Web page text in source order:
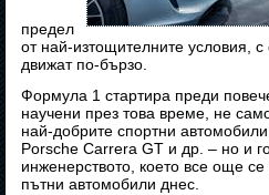
предел
от най-изтощителните условия,
движат по-бързо.
Формула 1 стартира преди
научени през това време, не
най-добрите спортни
Porsche Carrera GT и др. – но и
инженерството, което все още
пътни автомобили днес.